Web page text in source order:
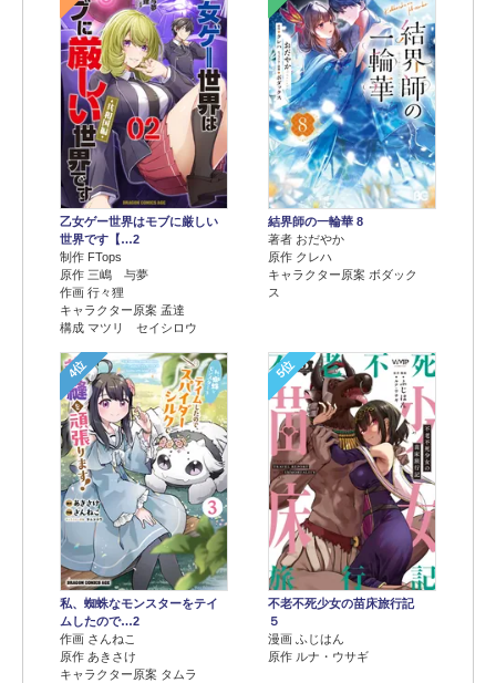
乙女ゲー世界はモブに厳しい
世界です【…2
制作 FTops
原作 三嶋 与夢
作画 行々狸
キャラクター原案 孟達
構成 マツリ セイシロウ
結界師の一輪華 8
著者 おだやか
原作 クレハ
キャラクター原案 ボダック
ス
4位
私、蜘蛛なモンスターをテイ
ムしたので…2
作画 さんねこ
原作 あきさけ
キャラクター原案 タムラ
5位
不老不死少女の苗床旅行記
５
漫画 ふじはん
原作 ルナ・ウサギ